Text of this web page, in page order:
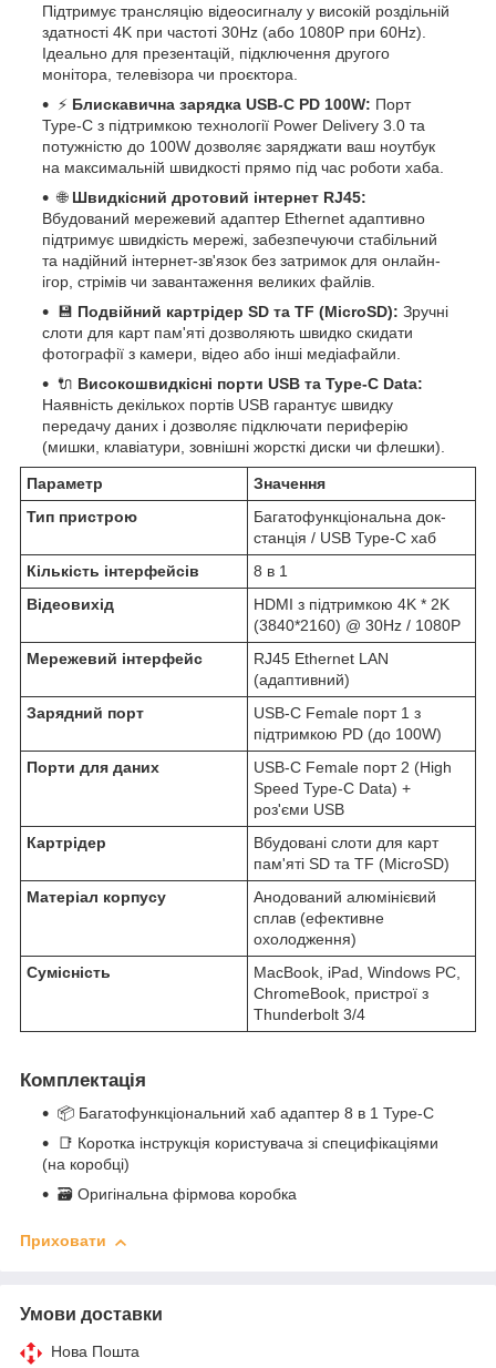
Підтримує трансляцію відеосигналу у високій роздільній
здатності 4K при частоті 30Hz (або 1080P при 60Hz).
Ідеально для презентацій, підключення другого
монітора, телевізора чи проєктора.
⚡ Блискавична зарядка USB-C PD 100W: Порт
Type-C з підтримкою технології Power Delivery 3.0 та
потужністю до 100W дозволяє заряджати ваш ноутбук
на максимальній швидкості прямо під час роботи хаба.
🌐 Швидкісний дротовий інтернет RJ45:
Вбудований мережевий адаптер Ethernet адаптивно
підтримує швидкість мережі, забезпечуючи стабільний
та надійний інтернет-зв'язок без затримок для онлайн-
ігор, стрімів чи завантаження великих файлів.
💾 Подвійний картрідер SD та TF (MicroSD): Зручні
слоти для карт пам'яті дозволяють швидко скидати
фотографії з камери, відео або інші медіафайли.
🔌 Високошвидкісні порти USB та Type-C Data:
Наявність декількох портів USB гарантує швидку
передачу даних і дозволяє підключати периферію
(мишки, клавіатури, зовнішні жорсткі диски чи флешки).
Параметр
Значення
Тип пристрою
Багатофункціональна док-
станція / USB Type-C хаб
Кількість інтерфейсів
8 в 1
Відеовихід
HDMI з підтримкою 4K * 2K
(3840*2160) @ 30Hz / 1080P
Мережевий інтерфейс
RJ45 Ethernet LAN
(адаптивний)
Зарядний порт
USB-C Female порт 1 з
підтримкою PD (до 100W)
Порти для даних
USB-C Female порт 2 (High
Speed Type-C Data) +
роз'єми USB
Картрідер
Вбудовані слоти для карт
пам'яті SD та TF (MicroSD)
Матеріал корпусу
Анодований алюмінієвий
сплав (ефективне
охолодження)
Сумісність
MacBook, iPad, Windows PC,
ChromeBook, пристрої з
Thunderbolt 3/4
Комплектація
📦 Багатофункціональний хаб адаптер 8 в 1 Type-C
📑 Коротка інструкція користувача зі специфікаціями
(на коробці)
🗃️ Оригінальна фірмова коробка
Приховати
Умови доставки
Нова Пошта